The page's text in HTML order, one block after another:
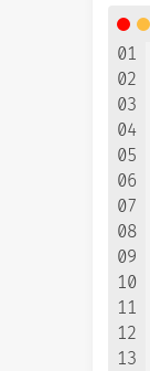
01
02
03
04
05
06
07
08
09
10
11
12
13